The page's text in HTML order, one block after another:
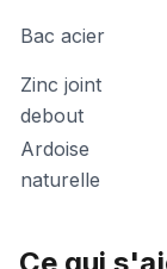
Bac acier
Zinc joint
debout
Ardoise
naturelle